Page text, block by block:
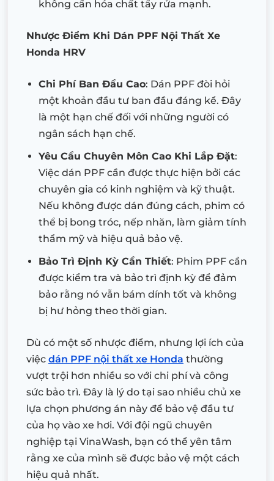
không cần hóa chất tẩy rửa mạnh.
Nhược Điểm Khi Dán PPF Nội Thất Xe
Honda HRV
Chi Phí Ban Đầu Cao: Dán PPF đòi hỏi
một khoản đầu tư ban đầu đáng kể. Đây
là một hạn chế đối với những người có
ngân sách hạn chế.
Yêu Cầu Chuyên Môn Cao Khi Lắp Đặt:
Việc dán PPF cần được thực hiện bởi các
chuyên gia có kinh nghiệm và kỹ thuật.
Nếu không được dán đúng cách, phim có
thể bị bong tróc, nếp nhăn, làm giảm tính
thẩm mỹ và hiệu quả bảo vệ.
Bảo Trì Định Kỳ Cần Thiết: Phim PPF cần
được kiểm tra và bảo trì định kỳ để đảm
bảo rằng nó vẫn bám dính tốt và không
bị hư hỏng theo thời gian.
Dù có một số nhược điểm, nhưng lợi ích của
việc dán PPF nội thất xe Honda thường
vượt trội hơn nhiều so với chi phí và công
sức bảo trì. Đây là lý do tại sao nhiều chủ xe
lựa chọn phương án này để bảo vệ đầu tư
của họ vào xe hơi. Với đội ngũ chuyên
nghiệp tại VinaWash, bạn có thể yên tâm
rằng xe của mình sẽ được bảo vệ một cách
hiệu quả nhất.